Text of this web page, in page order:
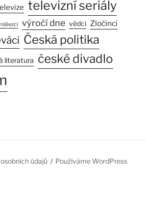
televizní seriály
výročí dne vědci Zločinci
Česká politika
literatura české divadlo
údajů
Používáme WordPress